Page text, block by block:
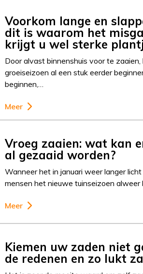
Voorkom lange en
dit is waarom het
krijgt u wel sterke
Door alvast binnenshuis voor te
groeiseizoen al een stuk eerder
beginnen,…
Meer
Vroeg zaaien: wat kan
al gezaaid worden?
Wanneer het in januari weer langer
mensen het nieuwe tuinseizoen alweer
Meer
Kiemen uw zaden niet
de redenen en zo lukt